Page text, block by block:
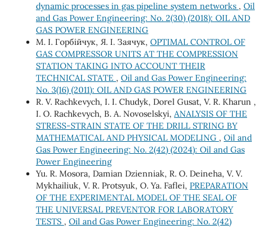
dynamic processes in gas pipeline system networks , Oil
and Gas Power Engineering: No. 2(30) (2018): OIL AND
GAS POWER ENGINEERING
М. І. Горбійчук, Я. І. Заячук, OPTIMAL CONTROL OF
GAS COMPRESSOR UNITS AT THE COMPRESSION
STATION TAKING INTO ACCOUNT THEIR
TECHNICAL STATE , Oil and Gas Power Engineering:
No. 3(16) (2011): OIL AND GAS POWER ENGINEERING
R. V. Rachkevych, I. I. Chudyk, Dorel Gusat, V. R. Kharun ,
I. O. Rachkevych, B. A. Novoselskyi, ANALYSIS OF THE
STRESS-STRAIN STATE OF THE DRILL STRING BY
MATHEMATICAL AND PHYSICAL MODELING , Oil and
Gas Power Engineering: No. 2(42) (2024): Oil and Gas
Power Engineering
Yu. R. Mosora, Damian Dzienniak, R. O. Deineha, V. V.
Mykhailiuk, V. R. Protsyuk, O. Ya. Faflei, PREPARATION
OF THE EXPERIMENTAL MODEL OF THE SEAL OF
THE UNIVERSAL PREVENTOR FOR LABORATORY
TESTS , Oil and Gas Power Engineering: No. 2(42)